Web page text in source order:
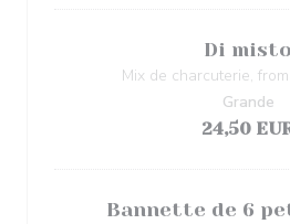
Di misto
Mix de charcuterie,
24,50
Grande
Bannette de 6